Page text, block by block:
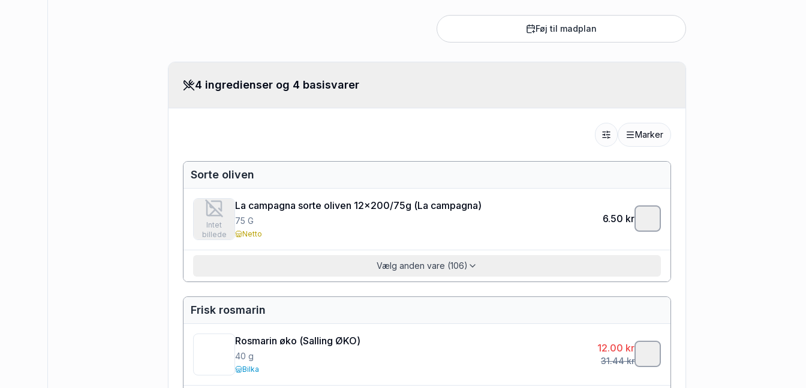
Føj til madplan
4 ingredienser og 4 basisvarer
Marker
Sorte oliven
Intet
billede
La campagna sorte oliven 12x200/75g (La campagna)
75 G
Netto
6.50 kr
Vælg anden vare (106)
Frisk rosmarin
Rosmarin øko (Salling ØKO)
40 g
Bilka
12.00 kr
31.44kr